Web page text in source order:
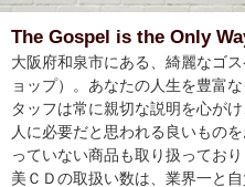
The Gospel is the Only
大阪府和泉市にある、綺麗なゴ
ョップ）。あなたの人生を豊富
タッフは常に親切な説明を心が
人に必要だと思われる良いもの
っていない商品も取り扱ってお
美ＣＤの取扱い数は、業界一と自